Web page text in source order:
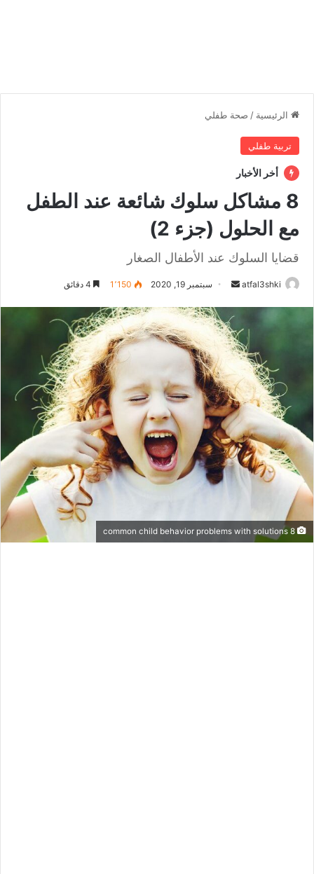
الرئيسية / صحة طفلي
تربية طفلي
أخر الأخبار
8 مشاكل سلوك شائعة عند الطفل
مع الحلول (جزء 2)
قضايا السلوك عند الأطفال الصغار
atfal3shki
س
ل
ب
ي
د
ا
إ
ل
ك
و
ن
سبتمبر 19, 2020 1٬150
8 common child behavior problems with solutions